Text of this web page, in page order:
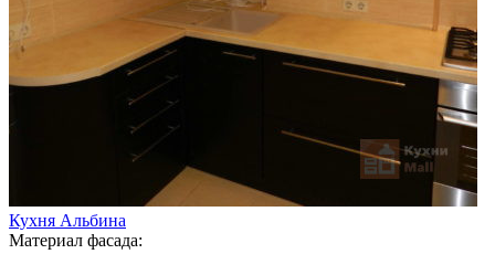
Кухня Альбина
Материал фасада: